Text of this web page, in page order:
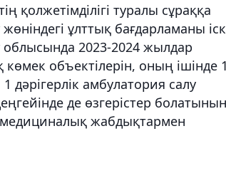
туралы сұраққа
ұлттық бағдарламаны
2023-2024 жылдар
объектілерін, оның ішінде
дәрігерлік амбулатория салу
де өзгерістер
жабдықтармен